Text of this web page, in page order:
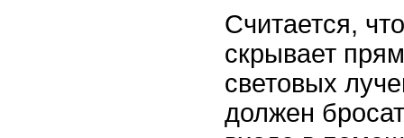
Считается,
скрывает
световых
должен